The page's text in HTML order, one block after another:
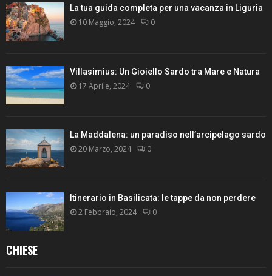
La tua guida completa per una vacanza in Liguria
10 Maggio, 2024 0
Villasimius: Un Gioiello Sardo tra Mare e Natura
17 Aprile, 2024 0
La Maddalena: un paradiso nell’arcipelago sardo
20 Marzo, 2024 0
Itinerario in Basilicata: le tappe da non perdere
2 Febbraio, 2024 0
CHIESE